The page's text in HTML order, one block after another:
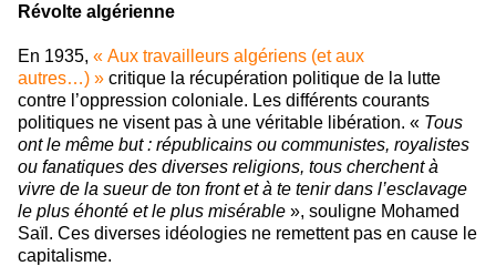
Révolte algérienne
En 1935, « Aux travailleurs algériens (et aux
autres…) » critique la récupération politique de la lutte
contre l’oppression coloniale. Les différents courants
politiques ne visent pas à une véritable libération. « Tous
ont le même but : républicains ou communistes, royalistes
ou fanatiques des diverses religions, tous cherchent à
vivre de la sueur de ton front et à te tenir dans l’esclavage
le plus éhonté et le plus misérable », souligne Mohamed
Saïl. Ces diverses idéologies ne remettent pas en cause le
capitalisme.